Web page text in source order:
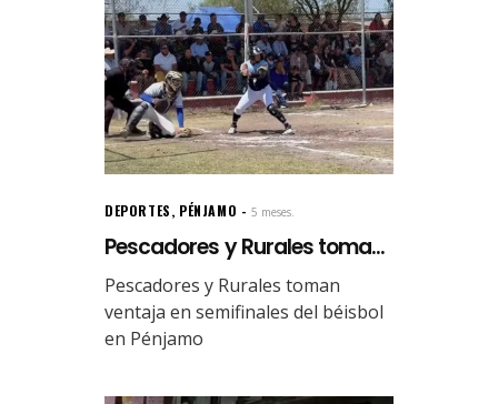
DEPORTES, PÉNJAMO 5 meses.
Pescadores y Rurales toma...
Pescadores y Rurales toman
ventaja en semifinales del béisbol
en Pénjamo